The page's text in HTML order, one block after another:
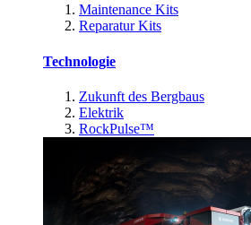
Maintenance Kits
Reparatur Kits
Technologie
Zukunft des Bergbaus
Elektrik
RockPulse™